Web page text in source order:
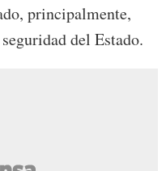
principalmente,
del Estado.